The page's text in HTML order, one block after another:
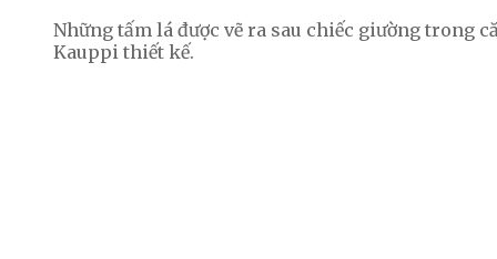
Những tấm lá được vẽ ra sau chiếc giường trong
Kauppi thiết kế.